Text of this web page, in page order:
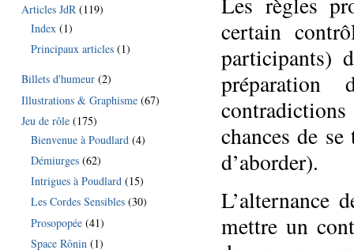
certain
participants)
préparation
chances de
d’aborder).
L’alternance
mettre un
Articles JdR (119)
Index (1)
Principaux articles (1)
Billets d'humeur (2)
Illustrations & Graphisme (67)
Jeu de rôle (175)
Bienvenue à Poudlard (4)
Démiurges (62)
Intrigues à Poudlard (15)
Les Cordes Sensibles (30)
Prosopopée (41)
Space Rônin (1)